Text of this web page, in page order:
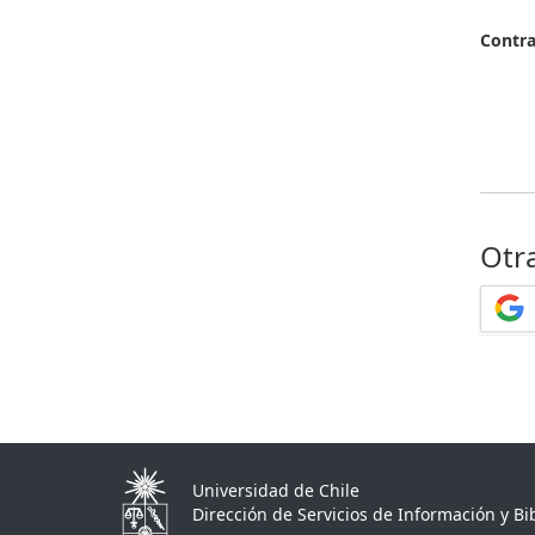
Universidad de Chile
Dirección de Servicios de Información y